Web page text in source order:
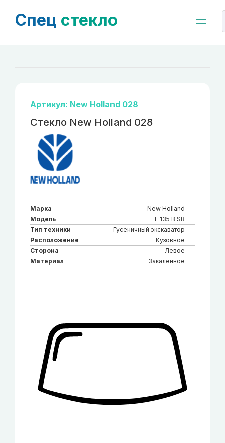
Спец стекло
Артикул: New Holland 028
Стекло New Holland 028
Марка
New Holland
Модель
E 135 B SR
Тип техники
Гусеничный экскаватор
Расположение
Кузовное
Сторона
Левое
Материал
Закаленное